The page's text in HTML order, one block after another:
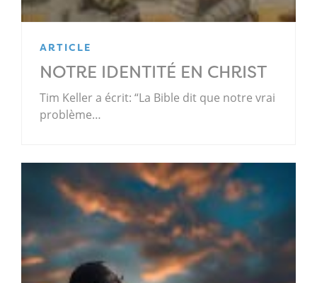
ARTICLE
NOTRE IDENTITÉ EN CHRIST
Tim Keller a écrit: “La Bible dit que notre vrai
problème…